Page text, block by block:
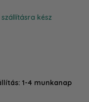
kész
1-4 munkanap